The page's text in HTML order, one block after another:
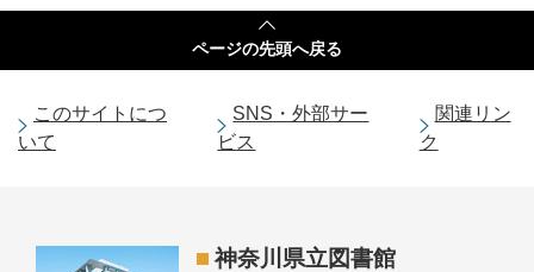
このサイトにつ
いて
SNS・外部サー
ビス
関連リン
ク
ページの先頭へ戻る
神奈川県立図書館